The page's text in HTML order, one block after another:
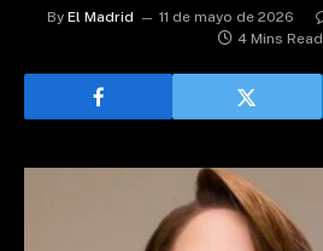
By El Madrid 11 de mayo de 2026
4 Mins Read